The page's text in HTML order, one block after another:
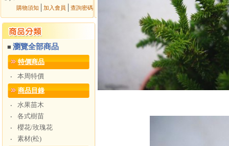
購物須知 加入會員 查詢密碼
■ 瀏覽全部商品
特價商品
‧
本周特價
商品目錄
‧
水果苗木
‧
各式樹苗
‧
櫻花/玫瑰花
‧
素材(松)